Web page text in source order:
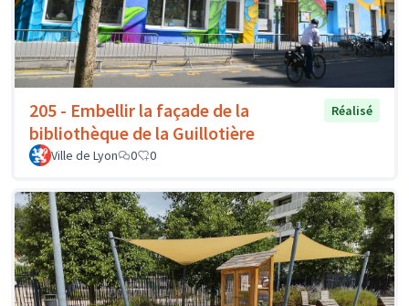
205 - Embellir la façade de la
bibliothèque de la Guillotière
Réalisé
Ville de Lyon 0 0